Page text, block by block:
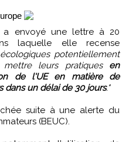
envoyé une lettre à 20
laquelle elle recense
potentiellement
leurs pratiques en
de l'UE en matière de
un délai de 30 jours."
suite à une alerte du
(BEUC).